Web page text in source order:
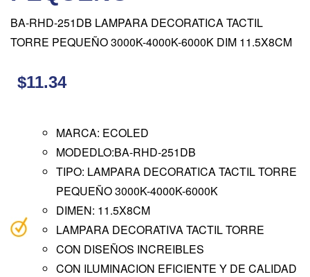
BA-RHD-251DB LAMPARA DECORATICA TACTIL
TORRE PEQUEÑO 3000K-4000K-6000K DIM 11.5X8CM
$11.34
MARCA: ECOLED
MODEDLO:BA-RHD-251DB
TIPO: LAMPARA DECORATICA TACTIL TORRE
PEQUEÑO 3000K-4000K-6000K
DIMEN: 11.5X8CM
LAMPARA DECORATIVA TACTIL TORRE
CON DISEÑOS INCREIBLES
CON ILUMINACION EFICIENTE Y DE CALIDAD